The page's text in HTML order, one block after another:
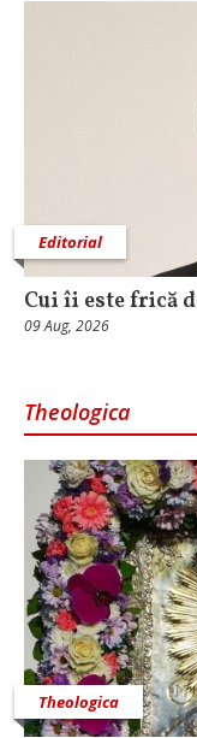
Editorial
Cui îi este frică
09 Aug, 2026
Theologica
Theologica